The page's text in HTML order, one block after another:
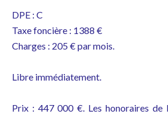
DPE : C
Taxe foncière : 1388 €
Charges : 205 € par mois.
Libre immédiatement.
Prix : 447 000 €. Les honoraires de